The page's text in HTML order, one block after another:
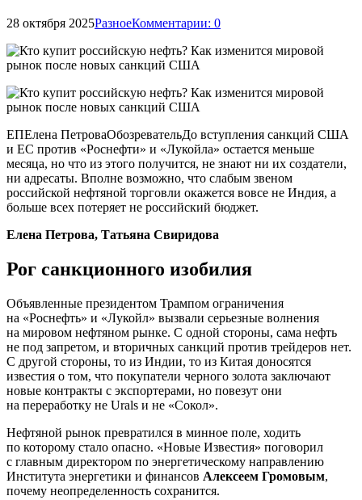
28 октября 2025РазноеКомментарии: 0
ЕПЕлена ПетроваОбозревательДо вступления санкций США
и ЕС против «Роснефти» и «Лукойла» остается меньше
месяца, но что из этого получится, не знают ни их создатели,
ни адресаты. Вполне возможно, что слабым звеном
российской нефтяной торговли окажется вовсе не Индия, а
больше всех потеряет не российский бюджет.
Елена Петрова, Татьяна Свиридова
Рог санкционного изобилия
Объявленные президентом Трампом ограничения
на «Роснефть» и «Лукойл» вызвали серьезные волнения
на мировом нефтяном рынке. С одной стороны, сама нефть
не под запретом, и вторичных санкций против трейдеров нет.
С другой стороны, то из Индии, то из Китая доносятся
известия о том, что покупатели черного золота заключают
новые контракты с экспортерами, но повезут они
на переработку не Urals и не «Сокол».
Нефтяной рынок превратился в минное поле, ходить
по которому стало опасно. «Новые Известия» поговорил
с главным директором по энергетическому направлению
Института энергетики и финансов Алексеем Громовым,
почему неопределенность сохранится.